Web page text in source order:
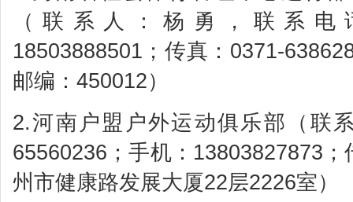
（联系人：杨勇，联系电
18503888501；传真：0371-
邮编：450012）
2.河南户盟户外运动俱乐部（联
65560236；手机：13803827873
州市健康路发展大厦22层2226室）